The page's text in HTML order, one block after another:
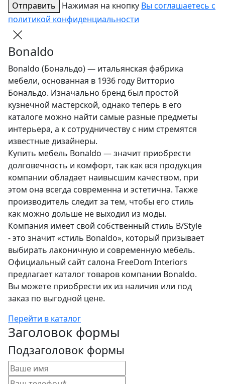
Отправить Нажимая на кнопку Вы соглашаетесь с
политикой конфиденциальности
Bonaldo
Bonaldo (Бональдо) — итальянская фабрика
мебели, основанная в 1936 году Витторио
Бональдо. Изначально бренд был простой
кузнечной мастерской, однако теперь в его
каталоге можно найти самые разные предметы
интерьера, а к сотрудничеству с ним стремятся
известные дизайнеры.
Купить мебель Bonaldo — значит приобрести
долговечность и комфорт, так как вся продукция
компании обладает наивысшим качеством, при
этом она всегда современна и эстетична. Также
производитель следит за тем, чтобы его стиль
как можно дольше не выходил из моды.
Компания имеет свой собственный стиль B/Style
- это значит «стиль Bonaldo», который призывает
выбирать лаконичную и современную мебель.
Официальный сайт салона FreeDom Interiors
предлагает каталог товаров компании Bonaldo.
Вы можете приобрести их из наличия или под
заказ по выгодной цене.
Перейти в каталог
Заголовок формы
Подзаголовок формы